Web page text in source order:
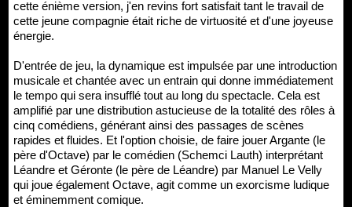
cette énième version, j'en revins fort satisfait tant le travail de
cette jeune compagnie était riche de virtuosité et d'une joyeuse
énergie.
D'entrée de jeu, la dynamique est impulsée par une introduction
musicale et chantée avec un entrain qui donne immédiatement
le tempo qui sera insufflé tout au long du spectacle. Cela est
amplifié par une distribution astucieuse de la totalité des rôles à
cinq comédiens, générant ainsi des passages de scènes
rapides et fluides. Et l'option choisie, de faire jouer Argante (le
père d'Octave) par le comédien (Schemci Lauth) interprétant
Léandre et Géronte (le père de Léandre) par Manuel Le Velly
qui joue également Octave, agit comme un exorcisme ludique
et éminemment comique.